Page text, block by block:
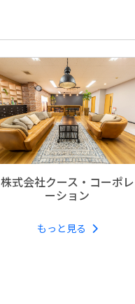
株式会社クース・コーポレ
ーション
もっと見る